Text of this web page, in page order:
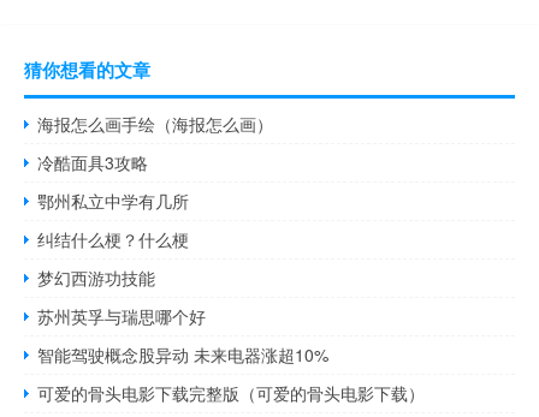
猜你想看的文章
海报怎么画手绘（海报怎么画）
冷酷面具3攻略
鄂州私立中学有几所
纠结什么梗？什么梗
梦幻西游功技能
苏州英孚与瑞思哪个好
智能驾驶概念股异动 未来电器涨超10%
可爱的骨头电影下载完整版（可爱的骨头电影下载）